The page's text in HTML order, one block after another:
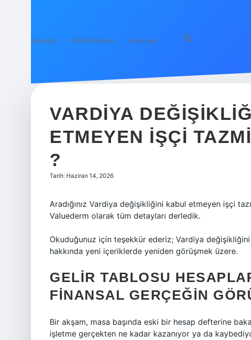
Anasayfa Gizlilik Politikası Yasal Uyarı
VARDIYA
ETMEYEN IŞÇI
?
Tarih: Haziran 14, 2026
Aradığınız Vardiya değişikliğini kabul etmeyen işçi
Valuederm olarak tüm detayları derledik.
Okuduğunuz için teşekkür ederiz; Vardiya
hakkında yeni içeriklerde yeniden görüşmek üzere.
GELIR TABLOSU
FINANSAL GERÇEĞIN
Bir akşam, masa başında eski bir hesap defterine
işletme gerçekten ne kadar kazanıyor ya da